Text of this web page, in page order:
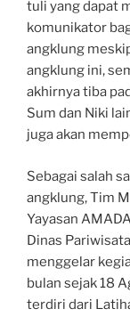
tuli yang dapat
komunikator
angklung
angklung ini,
akhirnya tiba
Sum dan Niki
juga akan
Sebagai salah
angklung, Tim
Yayasan
Dinas
menggelar
bulan sejak 18
terdiri dari